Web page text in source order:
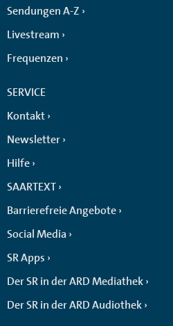
Sendungen A-Z
Livestream
Frequenzen
SERVICE
Kontakt
Newsletter
Hilfe
SAARTEXT
Barrierefreie Angebote
Social Media
SR Apps
Der SR in der ARD Mediathek
Der SR in der ARD Audiothek